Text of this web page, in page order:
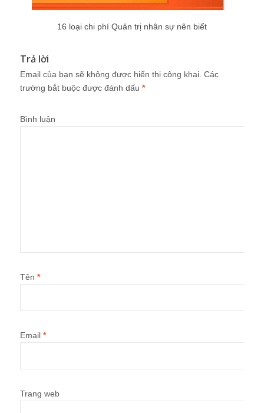
16 loại chi phí Quản trị nhân sự nên biết
Trả lời
Email của bạn sẽ không được hiển thị công khai. Các
trường bắt buộc được đánh dấu *
Bình luận
Tên *
Email *
Trang web